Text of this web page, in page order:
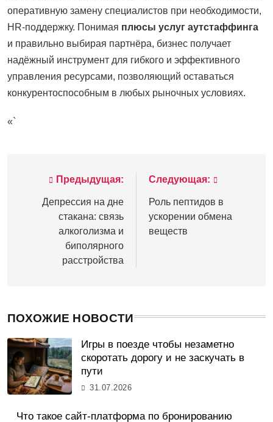
оперативную замену специалистов при необходимости,
HR-поддержку. Понимая плюсы услуг аутстаффинга
и правильно выбирая партнёра, бизнес получает
надёжный инструмент для гибкого и эффективного
управления ресурсами, позволяющий оставаться
конкурентоспособным в любых рыночных условиях.
«`
Навигация
записям
Предыдущая:
Депрессия на дне
стакана: связь
алкоголизма и
биполярного
расстройства
Следующая:
Роль пептидов в
ускорении обмена
веществ
ПОХОЖИЕ НОВОСТИ
Игры в поезде чтобы незаметно
скоротать дорогу и не заскучать в
пути
31.07.2026
Что такое сайт-платформа по бронированию